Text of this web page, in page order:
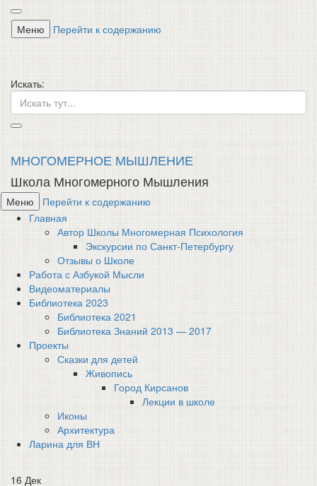
Меню Перейти к содержанию
Искать:
МНОГОМЕРНОЕ МЫШЛЕНИЕ
Школа Многомерного Мышления
Меню
Перейти к содержанию
Главная
Автор Школы Многомерная Психология
Экскурсии по Санкт-Петербургу
Отзывы о Школе
Работа с Азбукой Мысли
Видеоматериалы
Библиотека 2023
Библиотека 2021
Библиотека Знаний 2013 — 2017
Проекты
Сказки для детей
Живопись
Город Кирсанов
Лекции в школе
Иконы
Архитектура
Ларина для ВН
16 Дек